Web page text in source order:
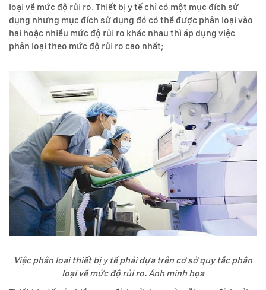
loại về mức độ rủi ro. Thiết bị y tế chỉ có một mục đích sử
dụng nhưng mục đích sử dụng đó có thể được phân loại vào
hai hoặc nhiều mức độ rủi ro khác nhau thì áp dụng việc
phân loại theo mức độ rủi ro cao nhất;
Việc phân loại thiết bị y tế phải dựa trên cơ sở quy tắc phân
loại về mức độ rủi ro. Ảnh minh họa